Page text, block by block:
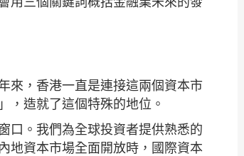
來，香港一直是連接這兩個資本市
，造就了這個特殊的地位。
口。我們為全球投資者提供熟悉的
地資本市場全面開放時，國際資本